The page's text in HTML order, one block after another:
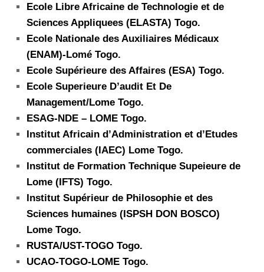
Ecole Libre Africaine de Technologie et de
Sciences Appliquees (ELASTA) Togo.
Ecole Nationale des Auxiliaires Médicaux
(ENAM)-Lomé Togo.
Ecole Supérieure des Affaires (ESA) Togo.
Ecole Superieure D’audit Et De
Management/Lome Togo.
ESAG-NDE – LOME Togo.
Institut Africain d’Administration et d’Etudes
commerciales (IAEC) Lome Togo.
Institut de Formation Technique Supeieure de
Lome (IFTS) Togo.
Institut Supérieur de Philosophie et des
Sciences humaines (ISPSH DON BOSCO)
Lome Togo.
RUSTA/UST-TOGO Togo.
UCAO-TOGO-LOME Togo.